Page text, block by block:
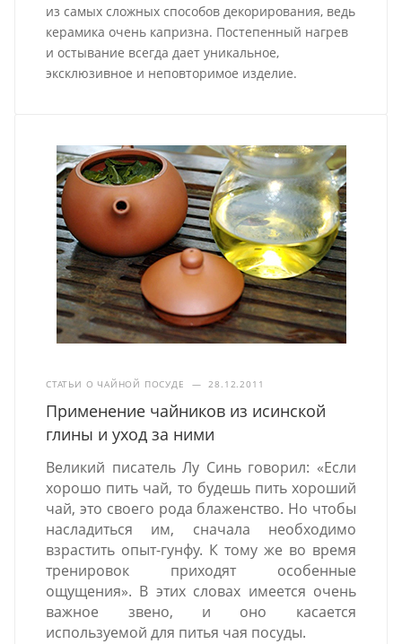
из самых сложных способов декорирования, ведь
керамика очень капризна. Постепенный нагрев
и остывание всегда дает уникальное,
эксклюзивное и неповторимое изделие.
СТАТЬИ О ЧАЙНОЙ ПОСУДЕ — 28.12.2011
Применение чайников из исинской
глины и уход за ними
Великий писатель Лу Синь говорил: «Если
хорошо пить чай, то будешь пить хороший
чай, это своего рода блаженство. Но чтобы
насладиться им, сначала необходимо
взрастить опыт-гунфу. К тому же во время
тренировок приходят особенные
ощущения». В этих словах имеется очень
важное звено, и оно касается
используемой для питья чая посуды.